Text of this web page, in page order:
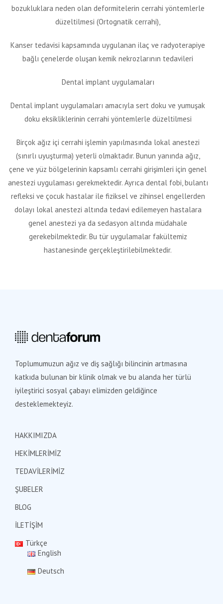
bozukluklara neden olan deformitelerin cerrahi yöntemlerle
düzeltilmesi (Ortognatik cerrahi),
Kanser tedavisi kapsamında uygulanan ilaç ve radyoterapiye
bağlı çenelerde oluşan kemik nekrozlarının tedavileri
Dental implant uygulamaları
Dental implant uygulamaları amacıyla sert doku ve yumuşak
doku eksikliklerinin cerrahi yöntemlerle düzeltilmesi
Birçok ağız içi cerrahi işlemin yapılmasında lokal anestezi
(sınırlı uyuşturma) yeterli olmaktadır. Bunun yanında ağız,
çene ve yüz bölgelerinin kapsamlı cerrahi girişimleri için genel
anestezi uygulaması gerekmektedir. Ayrıca dental fobi, bulantı
refleksi ve çocuk hastalar ile fiziksel ve zihinsel engellerden
dolayı lokal anestezi altında tedavi edilemeyen hastalara
genel anestezi ya da sedasyon altında müdahale
gerekebilmektedir. Bu tür uygulamalar fakültemiz
hastanesinde gerçekleştirilebilmektedir.
Toplumumuzun ağız ve diş sağlığı bilincinin artmasına
katkıda bulunan bir klinik olmak ve bu alanda her türlü
iyileştirici sosyal çabayı elimizden geldiğince
desteklemekteyiz.
HAKKIMIZDA
HEKİMLERİMİZ
TEDAVİLERİMİZ
ŞUBELER
BLOG
İLETİŞİM
Türkçe
English
Deutsch